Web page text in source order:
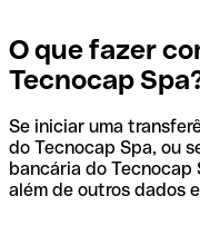
O que fazer
Tecnocap
Se iniciar uma
do Tecnocap Spa, ou
bancária do Tecnocap
além de outros dados